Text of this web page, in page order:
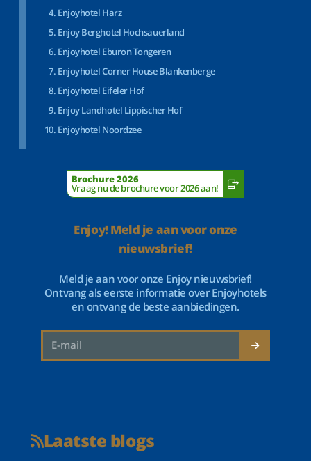
Enjoyhotel Harz
Enjoy Berghotel Hochsauerland
Enjoyhotel Eburon Tongeren
Enjoyhotel Corner House Blankenberge
Enjoyhotel Eifeler Hof
Enjoy Landhotel Lippischer Hof
Enjoyhotel Noordzee
Brochure 2026
Vraag nu de brochure voor 2026 aan!
Enjoy! Meld je aan voor onze
nieuwsbrief!
Meld je aan voor onze Enjoy nieuwsbrief!
Ontvang als eerste informatie over Enjoyhotels
en ontvang de beste aanbiedingen.
Laatste blogs